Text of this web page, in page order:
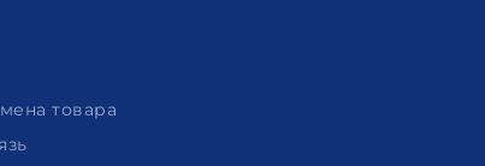
товара